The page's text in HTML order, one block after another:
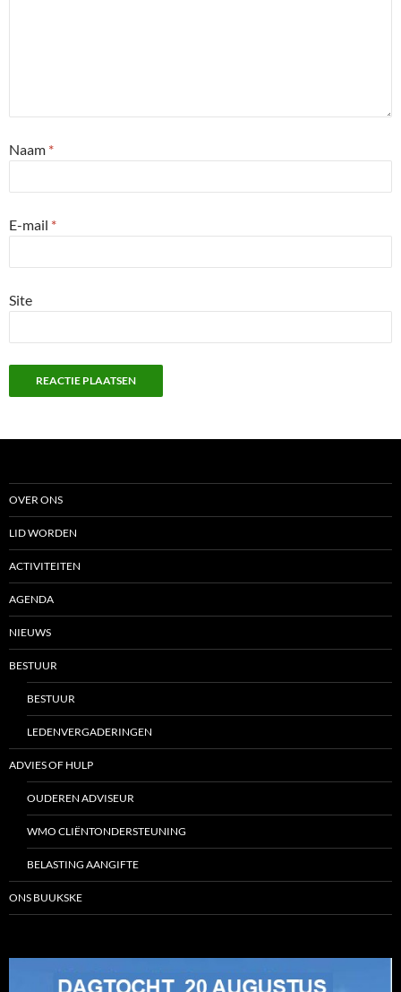
Naam *
E-mail *
Site
OVER ONS
LID WORDEN
ACTIVITEITEN
AGENDA
NIEUWS
BESTUUR
BESTUUR
LEDENVERGADERINGEN
ADVIES OF HULP
OUDEREN ADVISEUR
WMO CLIËNTONDERSTEUNING
BELASTING AANGIFTE
ONS BUUKSKE